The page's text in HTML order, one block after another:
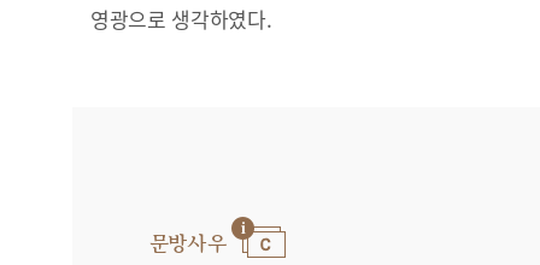
영광으로 생각하였다.
문방사우